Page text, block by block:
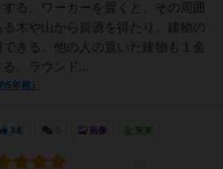
する。ワーカーを置くと、その周囲
る木や山から資源を得たり、建物の
きる。他の人の置いた建物も１金
。ラウンド...
5年前）
3名 画像 充実